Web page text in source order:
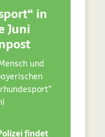
in
Juni
und
findet